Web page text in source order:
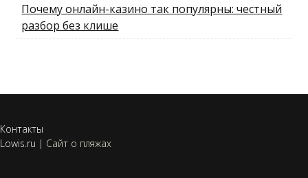
Почему онлайн-казино так популярны: честный
разбор без клише
Контакты
Lowis.ru | Сайт о пляжах